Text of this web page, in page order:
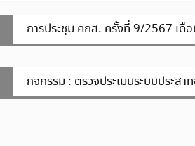
Previous
post:
การประชุม คกส. ครั้งที่ 9/2567 เ
Next
post:
กิจกรรม : ตรวจประเมินระบบประส